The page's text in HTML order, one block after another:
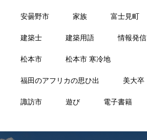
安曇野市 家族 富士見町
建築士 建築用語 情報発信
松本市 松本市 寒冷地
福田のアフリカの思ひ出 美大卒
諏訪市 遊び 電子書籍